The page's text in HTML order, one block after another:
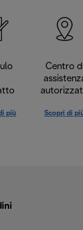
più
Centro
Scopri di